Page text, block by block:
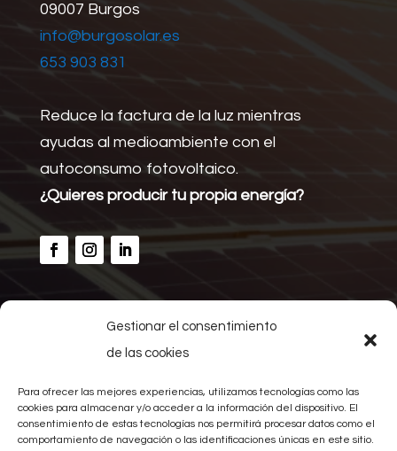
Gestionar el consentimiento
de las cookies
Para ofrecer las mejores experiencias, utilizamos tecnologías como las
cookies para almacenar y/o acceder a la información del dispositivo. El
consentimiento de estas tecnologías nos permitirá procesar datos como el
comportamiento de navegación o las identificaciones únicas en este sitio.
09007 Burgos
info@burgosolar.es
653 903 831
Reduce la factura de la luz mientras
ayudas al medioambiente con el
autoconsumo fotovoltaico.
¿Quieres producir tu propia energía?
Calcular ahorro
Proyectos
Noticias